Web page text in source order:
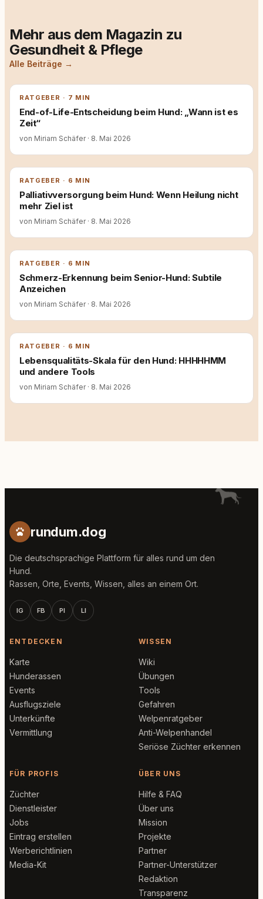
Mehr aus dem Magazin zu
Gesundheit & Pflege
Alle Beiträge →
RATGEBER · 7 MIN
End-of-Life-Entscheidung beim Hund: „Wann ist es
Zeit“
von Miriam Schäfer · 8. Mai 2026
RATGEBER · 6 MIN
Palliativversorgung beim Hund: Wenn Heilung nicht
mehr Ziel ist
von Miriam Schäfer · 8. Mai 2026
RATGEBER · 6 MIN
Schmerz-Erkennung beim Senior-Hund: Subtile
Anzeichen
von Miriam Schäfer · 8. Mai 2026
RATGEBER · 6 MIN
Lebensqualitäts-Skala für den Hund: HHHHHMM
und andere Tools
von Miriam Schäfer · 8. Mai 2026
rundum.dog
Die deutschsprachige Plattform für alles rund um den
Hund.
Rassen, Orte, Events, Wissen, alles an einem Ort.
IG FB PI LI
ENTDECKEN
Karte
Hunderassen
Events
Ausflugsziele
Unterkünfte
Vermittlung
WISSEN
Wiki
Übungen
Tools
Gefahren
Welpenratgeber
Anti-Welpenhandel
Seriöse Züchter erkennen
FÜR PROFIS
Züchter
Dienstleister
Jobs
Eintrag erstellen
Werberichtlinien
Media-Kit
ÜBER UNS
Hilfe & FAQ
Über uns
Mission
Projekte
Partner
Partner-Unterstützer
Redaktion
Transparenz